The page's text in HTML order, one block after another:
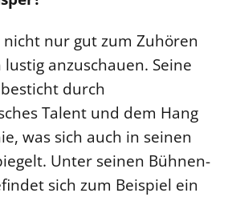
nicht nur gut zum Zuhören
anzuschauen. Seine
durch
Talent und dem Hang
was sich auch in seinen
Unter seinen Bühnen-
sich zum Beispiel ein